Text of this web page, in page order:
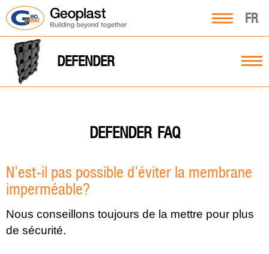
FR
DEFENDER
DEFENDER FAQ
N’est-il pas possible d’éviter la membrane
imperméable?
Nous conseillons toujours de la mettre pour plus
de sécurité.